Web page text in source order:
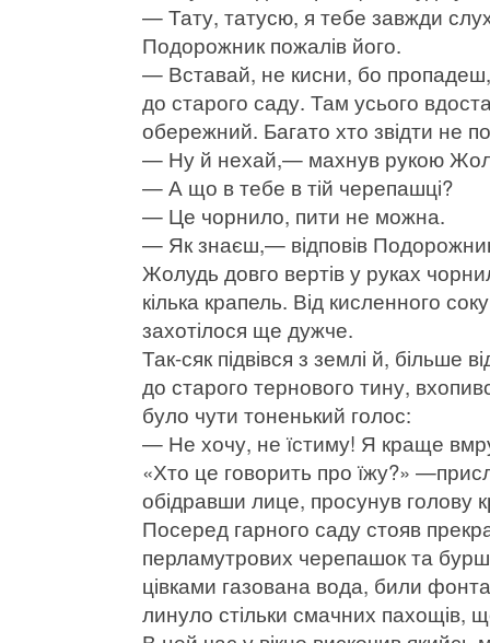
— Тату, татусю, я тебе завжди
Подорожник пожалів його.
— Вставай, не кисни, бо
до старого саду. Там усього
обережний. Багато хто звідти не
— Ну й нехай,— махнув рукою
— А що в тебе в тій черепашці?
— Це чорнило, пити не можна.
— Як знаєш,— відповів
Жолудь довго вертів у руках
кілька крапель. Від кисленного
захотілося ще дужче.
Так-сяк підвівся з землі й, більше
до старого тернового тину,
було чути тоненький голос:
— Не хочу, не їстиму! Я краще
«Хто це говорить про їжу?»
обідравши лице, просунув голову
Посеред гарного саду стояв
перламутрових черепашок та
цівками газована вода, били
линуло стільки смачних пахощів,